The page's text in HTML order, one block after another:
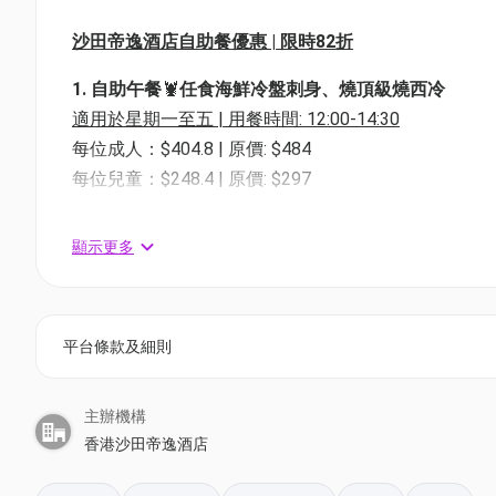
沙田帝逸酒店自助餐優惠 | 限時82折
1. 自助午餐🦞任食海鮮冷盤刺身、燒頂級燒西冷
適用於星期一至五 | 用餐時間: 12:00-14:30
每位成人：$404.8 | 原價: $484
每位兒童：$248.4 | 原價: $297
適用於星期六及公眾假期 | 用餐時間: 11:30-15:00
每位成人：$717.6 | 原價: $858
每位兒童：$432.4 | 原價: $517
顯示更多
平台條款及細則
主辦機構
香港沙田帝逸酒店